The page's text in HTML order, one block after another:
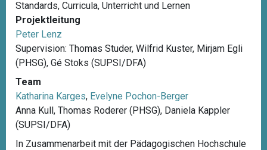
Standards, Curricula, Unterricht und Lernen
Projektleitung
Peter Lenz
Supervision: Thomas Studer, Wilfrid Kuster, Mirjam Egli
(PHSG), Gé Stoks (SUPSI/DFA)
Team
Katharina Karges, Evelyne Pochon-Berger
Anna Kull, Thomas Roderer (PHSG), Daniela Kappler
(SUPSI/DFA)
In Zusammenarbeit mit der Pädagogischen Hochschule